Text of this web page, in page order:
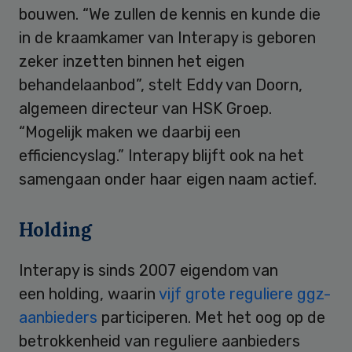
bouwen. “We zullen de kennis en kunde die
in de kraamkamer van Interapy is geboren
zeker inzetten binnen het eigen
behandelaanbod”, stelt Eddy van Doorn,
algemeen directeur van HSK Groep.
“Mogelijk maken we daarbij een
efficiencyslag.” Interapy blijft ook na het
samengaan onder haar eigen naam actief.
Holding
Interapy is sinds 2007 eigendom van
een holding, waarin vijf grote reguliere ggz-
aanbieders participeren. Met het oog op de
betrokkenheid van reguliere aanbieders